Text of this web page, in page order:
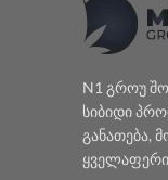
N1 გროუ
სიბიდი
განათება,